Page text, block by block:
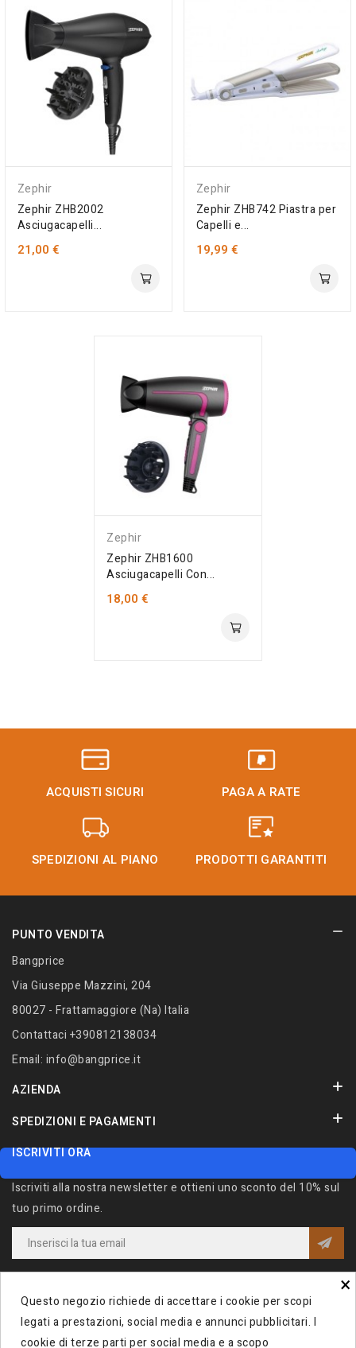
Zephir
Zephir ZHB2002
Asciugacapelli...
21,00 €
Zephir
Zephir ZHB742 Piastra per
Capelli e...
19,99 €
Zephir
Zephir ZHB1600
Asciugacapelli Con...
18,00 €
ACQUISTI SICURI PAGA A RATE
SPEDIZIONI AL PIANO PRODOTTI GARANTITI
PUNTO VENDITA
Bangprice
Via Giuseppe Mazzini, 204
80027 - Frattamaggiore (Na) Italia
Contattaci +390812138034
Email: info@bangprice.it
AZIENDA
SPEDIZIONI E PAGAMENTI
ISCRIVITI ORA
Iscriviti alla nostra newsletter e ottieni uno sconto del 10% sul
tuo primo ordine.
dichiaro di aver preso visione della
Privacy Policy ×
Questo negozio richiede di accettare i cookie per scopi
legati a prestazioni, social media e annunci pubblicitari. I
cookie di terze parti per social media e a scopo